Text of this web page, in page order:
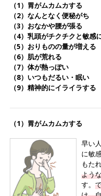
（1）胃がムカムカする
（2）なんとなく便秘がち
（3）おなかや腰が張る
（4）乳頭がチクチクと敏感
（5）おりものの量が増える
（6）肌が荒れる
（7）体が熱っぽい
（8）いつもだるい・眠い
（9）精神的にイライラする
（1）胃がムカムカする
早い
に敏
もた
よう
す。